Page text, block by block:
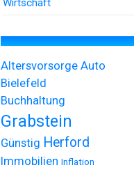
Wirtschaft
Altersvorsorge Auto
Bielefeld
Buchhaltung
Grabstein
Günstig Herford
Immobilien Inflation